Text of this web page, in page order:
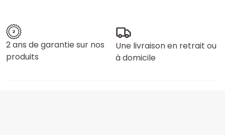
2 ans de garantie sur nos
produits
Une livraison en retrait ou
à domicile